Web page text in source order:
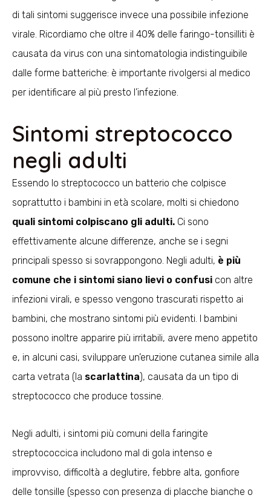
di tali sintomi suggerisce invece una possibile infezione
virale. Ricordiamo che oltre il 40% delle faringo-tonsilliti è
causata da virus con una sintomatologia indistinguibile
dalle forme batteriche: è importante rivolgersi al medico
per identificare al più presto l’infezione.
Sintomi streptococco
negli adulti
Essendo lo streptococco un batterio che colpisce
soprattutto i bambini in età scolare, molti si chiedono
quali sintomi colpiscano gli adulti. Ci sono
effettivamente alcune differenze, anche se i segni
principali spesso si sovrappongono. Negli adulti, è più
comune che i sintomi siano lievi o confusi con altre
infezioni virali, e spesso vengono trascurati rispetto ai
bambini, che mostrano sintomi più evidenti. I bambini
possono inoltre apparire più irritabili, avere meno appetito
e, in alcuni casi, sviluppare un’eruzione cutanea simile alla
carta vetrata (la scarlattina), causata da un tipo di
streptococco che produce tossine.
Negli adulti, i sintomi più comuni della faringite
streptococcica includono mal di gola intenso e
improvviso, difficoltà a deglutire, febbre alta, gonfiore
delle tonsille (spesso con presenza di placche bianche o